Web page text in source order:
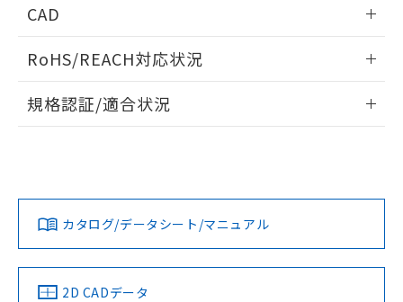
タイムチャート
A: 350mm以上、B: 300mm以上
検出物体の大きさと材質による影響
CAD
ドすることができます。
ログイン/会員登録
ダウンロードデータをご利用いただく前に、以下を必ずお読
みください。
ソフトウェアの使用条件
RoHS/REACH対応状況
EU RoHS 注意事項・凡例
対応済み
中国 RoHS 注意事項・凡例
規格認証/適合状況
LR型式承認
（イギリス
船舶規格）
DNV型式承認
（ノルウェー
BV型式承認
（フランス
KR型式
（韓国
カタログ/データシート/マニュアル
2D CADデータ